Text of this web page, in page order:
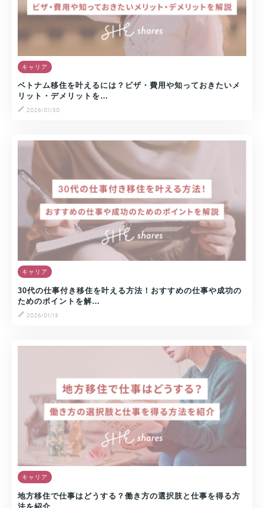
キャリア
ベトナム移住を叶えるには？ビザ・費用や知っておきたいメ
リット・デメリットを…
2026/01/30
キャリア
30代の仕事付き移住を叶える方法！おすすめの仕事や成功の
ためのポイントを解…
2026/01/13
キャリア
地方移住で仕事はどうする？働き方の選択肢と仕事を得る方